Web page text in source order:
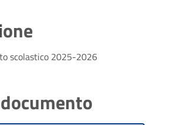
scolastico 2025-2026